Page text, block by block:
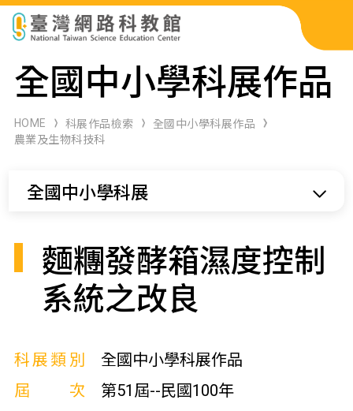
科展作品檢索
科學研習月刊
全國中小學科展作品
HOME 科展作品檢索
全國中小學科展作品
農業及生物科技科
全國中小學科展
麵糰發酵箱濕度控制
系統之改良
科展類別
全國中小學科展作品
屆次
第51屆--民國100年